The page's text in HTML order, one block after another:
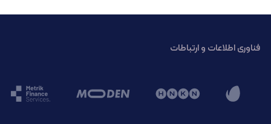
فناوری اطلاعات و ارتباطات